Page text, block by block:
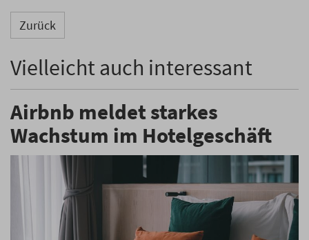
Zurück
Vielleicht auch interessant
Airbnb meldet starkes
Wachstum im Hotelgeschäft